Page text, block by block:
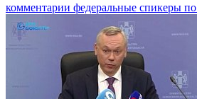
комментарии федеральные спикеры по